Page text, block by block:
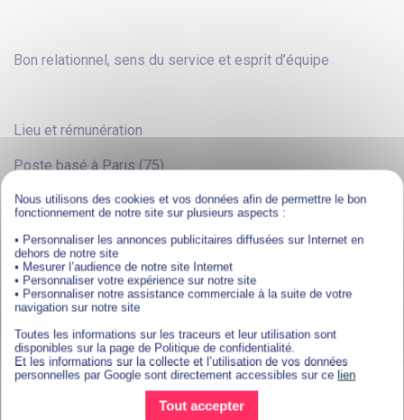
Bon relationnel, sens du service et esprit d’équipe
Lieu et rémunération
Poste basé à Paris (75).
Contrat en alternance avec rémunération selon ton âge et
ton niveau d’études.
Formation 100 % prise en charge par l’entreprise partenaire.
Une formation digitale de haut niveau 100 % en ligne.
Nous utilisons des cookies et vos données afin de permettre le bon
fonctionnement de notre site sur plusieurs aspects :
• Personnaliser les annonces publicitaires diffusées sur Internet en
dehors de notre site
• Mesurer l’audience de notre site Internet
• Personnaliser votre expérience sur notre site
• Personnaliser notre assistance commerciale à la suite de votre
navigation sur notre site
Toutes les informations sur les traceurs et leur utilisation sont
disponibles sur la page de Politique de confidentialité.
Et les informations sur la collecte et l’utilisation de vos données
personnelles par Google sont directement accessibles sur ce lien
Tout accepter